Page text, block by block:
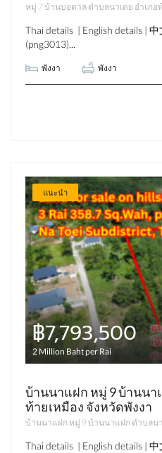
หมู่ 7 บ้านบ่อดาล ตำบลนาเตย อำเภอ
Thai details | English details |
(png3013)...
พังงา พังงา
แนะนำ
฿7,793,500
2 Million Baht per Rai
บ้านนาแฝก หมู่ 9 บ้านนา
ท้ายเหมือง จังหวัดพังงา
บ้านนาแฝก หมู่ 9 บ้านนาแฝก ตำบลน
Thai details | English details |